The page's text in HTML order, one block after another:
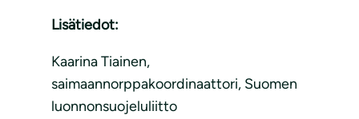
Lisätiedot:
Kaarina Tiainen,
saimaannorppakoordinaattori, Suomen
luonnonsuojeluliitto